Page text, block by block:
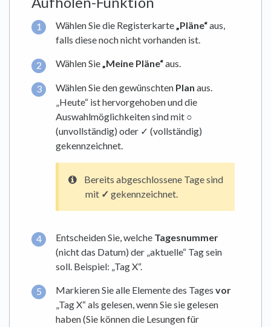
Wählen Sie die Registerkarte„Pläne“aus,
falls diese noch nicht vorhanden ist.
Wählen Sie„Meine Pläne“aus.
Wählen Sie den gewünschten Plan aus.
„Heute“ ist hervorgehoben und die
Auswahlmöglichkeiten sind mit ○
(unvollständig) oder ✓ (vollständig)
gekennzeichnet.
Bereits abgeschlossene Tage sind
mit ✓ gekennzeichnet.
Entscheiden Sie, welche Tagesnummer
(nicht das Datum) der „aktuelle“ Tag sein
soll. Beispiel: „Tag X“.
Markieren Sie alle Elemente des Tages vor
„Tag X“ als gelesen, wenn Sie sie gelesen
haben (Sie können die Lesungen für